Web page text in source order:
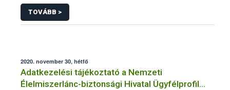
TOVÁBB >
2020. november 30, hétfő
Adatkezelési tájékoztató a Nemzeti
Élelmiszerlánc-biztonsági Hivatal Ügyfélprofil